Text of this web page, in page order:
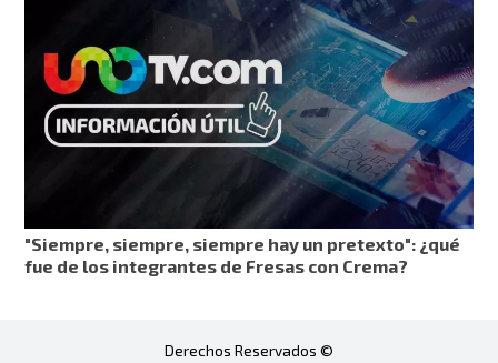
"Siempre, siempre, siempre hay un pretexto": ¿qué
fue de los integrantes de Fresas con Crema?
Derechos Reservados ©